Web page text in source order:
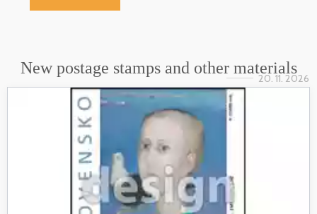
New postage stamps and other materials
20. 11. 2026